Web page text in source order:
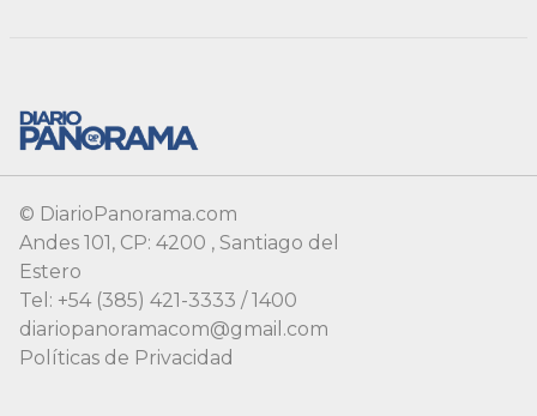
© DiarioPanorama.com
Andes 101, CP: 4200 , Santiago del
Estero
Tel: +54 (385) 421-3333 / 1400
diariopanoramacom@gmail.com
Políticas de Privacidad